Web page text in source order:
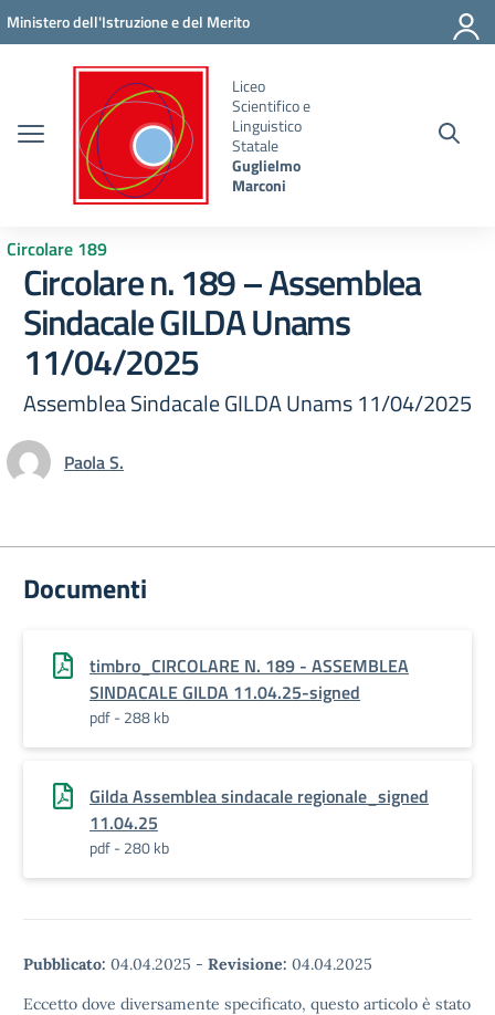
Vai ai contenuti
Vai al menu di navigazione
Vai al footer
Ministero dell'Istruzione e del Merito
Liceo
Scientifico e
Linguistico
Statale
Guglielmo
Marconi
Circolare 189
Circolare n. 189 – Assemblea
Sindacale GILDA Unams
11/04/2025
Assemblea Sindacale GILDA Unams 11/04/2025
Paola S.
Documenti
timbro_CIRCOLARE N. 189 - ASSEMBLEA
SINDACALE GILDA 11.04.25-signed
pdf - 288 kb
Gilda Assemblea sindacale regionale_signed
11.04.25
pdf - 280 kb
Pubblicato: 04.04.2025 - Revisione: 04.04.2025
Eccetto dove diversamente specificato, questo articolo è stato